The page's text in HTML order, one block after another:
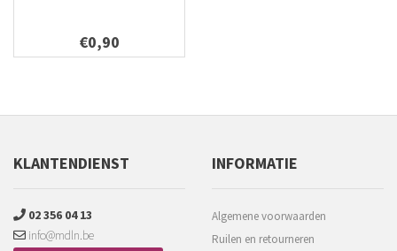
€0,90
KLANTENDIENST
02 356 04 13
info@mdln.be
INFORMATIE
Algemene voorwaarden
Ruilen en retourneren